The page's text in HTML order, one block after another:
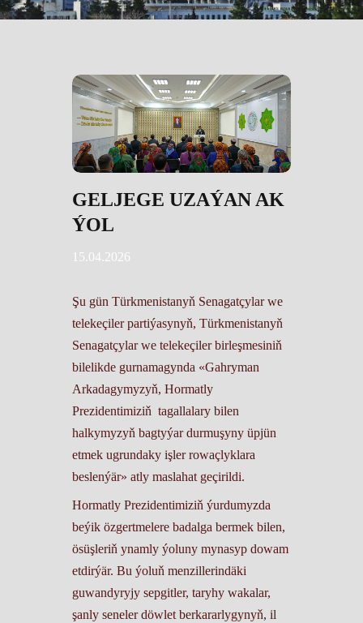
GELJEGE UZAÝAN AK
ÝOL
15.04.2026
Şu gün Türkmenistanyň Senagatçylar we
telekeçiler partiýasynyň, Türkmenistanyň
Senagatçylar we telekeçiler birleşmesiniň
bilelikde gurnamagynda «Gahryman
Arkadagymyzyň, Hormatly
Prezidentimiziň tagallalary bilen
halkymyzyň bagtyýar durmuşyny üpjün
etmek ugrundaky işler rowaçlyklara
beslenýär» atly maslahat geçirildi.
Hormatly Prezidentimiziň ýurdumyzda
beýik özgertmelere badalga bermek bilen,
ösüşleriň ynamly ýoluny mynasyp dowam
etdirýär. Bu ýoluň menzillerindäki
guwandyryjy sepgitler, taryhy wakalar,
şanly seneler döwlet berkararlygynyň, il